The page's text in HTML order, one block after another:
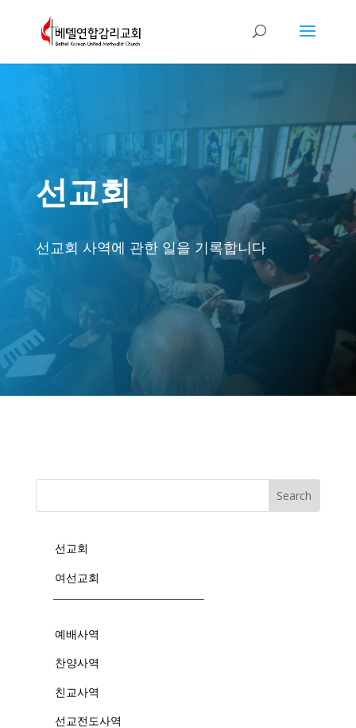
선교회
선교회 사역에 관한 일을 기록합니다
선교회
여선교회
예배사역
찬양사역
친교사역
선교전도사역